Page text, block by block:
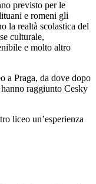
previsto per le
e romeni gli
la realtà scolastica del
culturale,
e molto altro
a Praga, da dove dopo
raggiunto Cesky
liceo un’esperienza